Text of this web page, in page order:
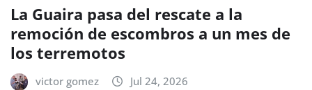
La Guaira pasa del rescate a la
remoción de escombros a un mes de
los terremotos
victor gomez Jul 24, 2026